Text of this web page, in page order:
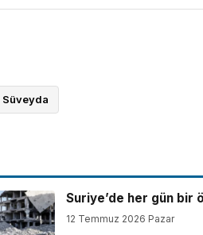
Süveyda
Suriye’de her gün bir
12 Temmuz 2026 Pazar